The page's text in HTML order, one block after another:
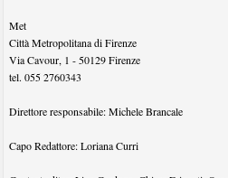
Met
Città Metropolitana di Firenze
Via Cavour, 1 -50129 Firenze
tel.055 2760343
Direttore responsabile:Michele Brancale
Capo Redattore:Loriana Curri